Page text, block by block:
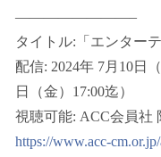
————————–
タイトル:「エンター
配信: 2024年 7月10日
日（金）17:00迄）
視聴可能: ACC会員社
https://www.acc-